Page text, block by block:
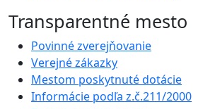
Transparentné mesto
Povinné zverejňovanie
Verejné zákazky
Mestom poskytnuté dotácie
Informácie podľa z.č.211/2000